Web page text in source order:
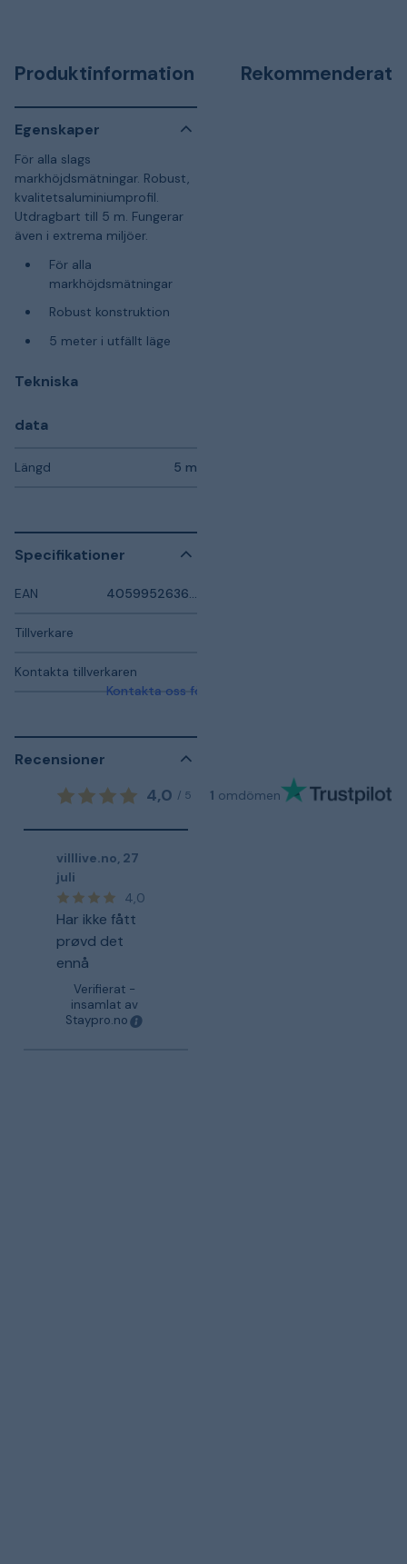
Produktinformation
Egenskaper
För alla slags
markhöjdsmätningar. Robust,
kvalitetsaluminiumprofil.
Utdragbart till 5 m. Fungerar
även i extrema miljöer.
För alla
markhöjdsmätningar
Robust konstruktion
5 meter i utfällt läge
Tekniska
data
Längd 5 m
Specifikationer
EAN 4059952636801
Tillverkare
Kontakta tillverkaren
Kontakta oss för mer information
Recensioner
4,0 / 5 1 omdömen
villlive.no, 27
juli
4,0
Har ikke fått
prøvd det
ennå
Verifierat -
insamlat av
Staypro.no
Rekommenderat